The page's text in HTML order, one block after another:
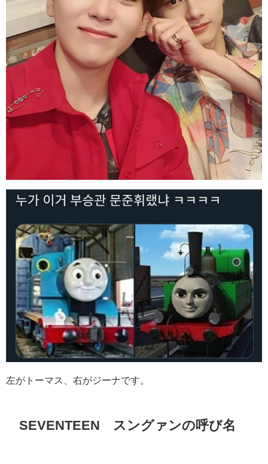
左がトーマス、右がジーナです。
SEVENTEEN スングァンの呼び名